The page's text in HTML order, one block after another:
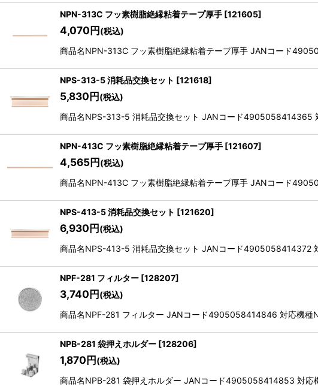
NPN-313C フッ素樹脂絶縁粘着テープ厚手 [121605]
4,070円(税込)
商品名NPN-313C フッ素樹脂絶縁粘着テープ厚手 JANコード
NPS-313-5 消耗品交換セット [121618]
5,830円(税込)
商品名NPS-313-5 消耗品交換セット JANコード
NPN-413C フッ素樹脂絶縁粘着テープ厚手 [121607]
4,565円(税込)
商品名NPN-413C フッ素樹脂絶縁粘着テープ厚手 JANコード
NPS-413-5 消耗品交換セット [121620]
6,930円(税込)
商品名NPS-413-5 消耗品交換セット JANコード
NPF-281 フィルター [128207]
3,740円(税込)
商品名NPF-281 フィルター JANコード4905058414846 対応機種
NPB-281 袋押えホルダー [128206]
1,870円(税込)
商品名NPB-281 袋押えホルダー JANコード4905058414853 対応